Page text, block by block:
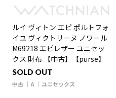
ルイ ヴィトン エピ ポルトフォ
イユ ヴィクトリーヌ ノワール
M69218 エピレザー ユニセッ
クス 財布 【中古】【purse】
SOLD OUT
中古 A ユニセックス